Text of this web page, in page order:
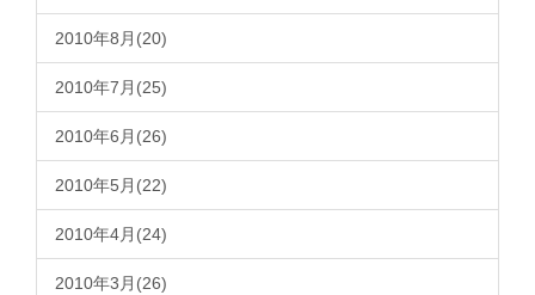
2010年8月(20)
2010年7月(25)
2010年6月(26)
2010年5月(22)
2010年4月(24)
2010年3月(26)